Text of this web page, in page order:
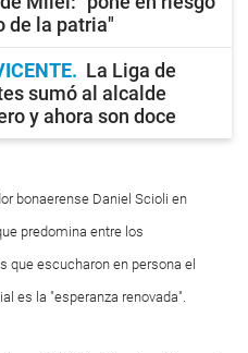
de la patria"
La Liga de
sumó al alcalde
y ahora son doce
bonaerense Daniel Scioli en
predomina entre los
que escucharon en persona el
es la "esperanza renovada".